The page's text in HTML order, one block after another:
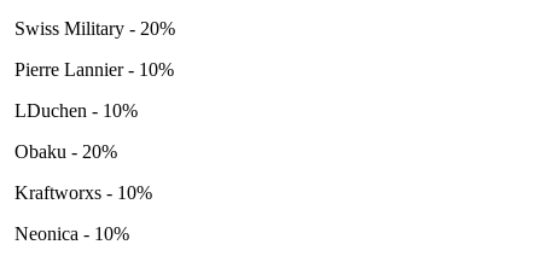
Swiss Military - 20%
Pierre Lannier - 10%
LDuchen - 10%
Obaku - 20%
Kraftworxs - 10%
Neonica - 10%